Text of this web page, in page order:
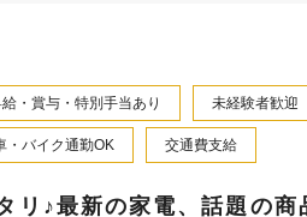
・賞与・特別手当あり 未経験者歓迎
・バイク通勤OK 交通費支給
リ♪最新の家電、話題の商